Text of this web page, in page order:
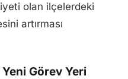
olan ilçelerdeki
artırması
Görev Yeri